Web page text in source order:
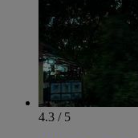
4.3 / 5